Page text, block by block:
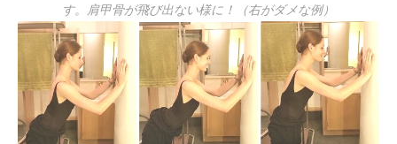
す。肩甲骨が飛び出ない様に！（右がダメな例）